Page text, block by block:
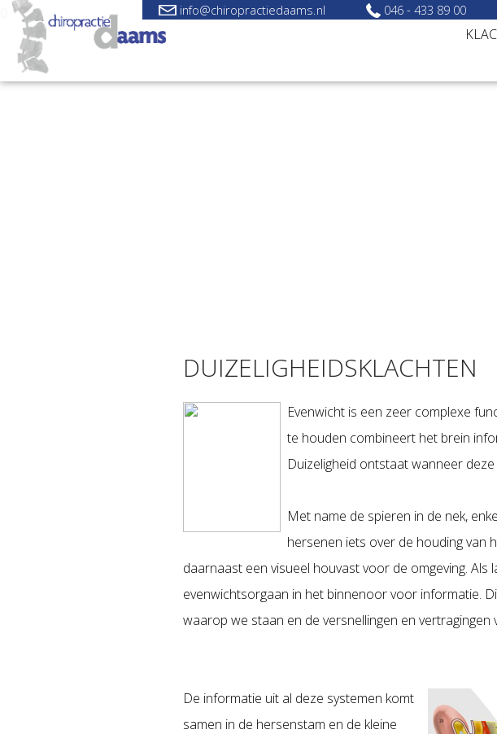
info@chiropractiedaams.nl 046 - 433 89 00
DUIZELIGHEIDSKLACHTEN
Evenwicht is een zeer complexe
te houden combineert het brein
Duizeligheid ontstaat wanneer
Met name de spieren in de nek,
hersenen iets over de houding van
daarnaast een visueel houvast voor de omgeving. Als
evenwichtsorgaan in het binnenoor voor informatie.
waarop we staan en de versnellingen en vertragingen
De informatie uit al deze systemen komt
samen in de hersenstam en de kleine